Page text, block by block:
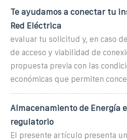
Te ayudamos a conectar tu
Red Eléctrica
evaluar tu solicitud y, en caso
de acceso y viabilidad de
propuesta previa con las
económicas que permiten
Almacenamiento de Energía
regulatorio
El presente artículo presenta